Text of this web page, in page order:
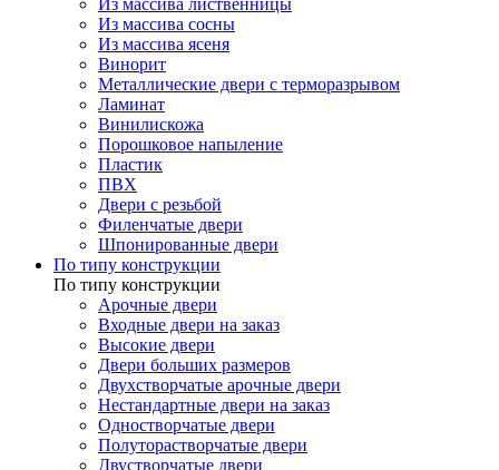
Из массива лиственницы
Из массива сосны
Из массива ясеня
Винорит
Металлические двери с терморазрывом
Ламинат
Винилискожа
Порошковое напыление
Пластик
ПВХ
Двери с резьбой
Филенчатые двери
Шпонированные двери
По типу конструкции
По типу конструкции
Арочные двери
Входные двери на заказ
Высокие двери
Двери больших размеров
Двухстворчатые арочные двери
Нестандартные двери на заказ
Одностворчатые двери
Полуторастворчатые двери
Двустворчатые двери